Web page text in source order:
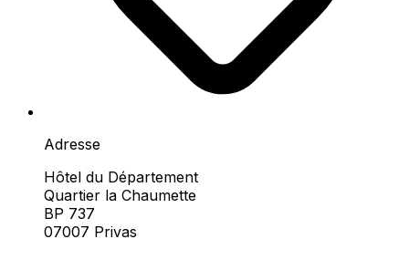
Adresse
Hôtel du Département
Quartier la Chaumette
BP 737
07007 Privas